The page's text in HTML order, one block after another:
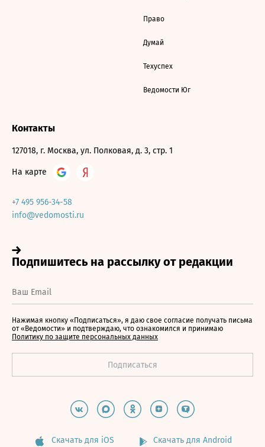
Право
Думай
Техуспех
Ведомости Юг
Контакты
127018, г. Москва, ул. Полковая, д. 3, стр. 1
На карте
+7 495 956-34-58
info@vedomosti.ru
Нажимая кнопку «Подписаться», я даю свое согласие получать письма
от «Ведомости» и подтверждаю, что ознакомился и принимаю
Политику по защите персональных данных
Скачать для iOS Скачать для Android